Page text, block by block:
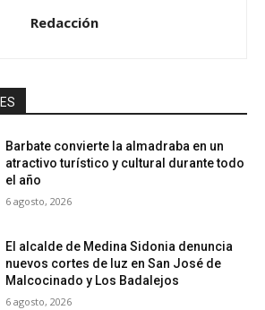
Redacción
Barbate convierte la almadraba en un
atractivo turístico y cultural durante todo
el año
6 agosto, 2026
El alcalde de Medina Sidonia denuncia
nuevos cortes de luz en San José de
Malcocinado y Los Badalejos
6 agosto, 2026